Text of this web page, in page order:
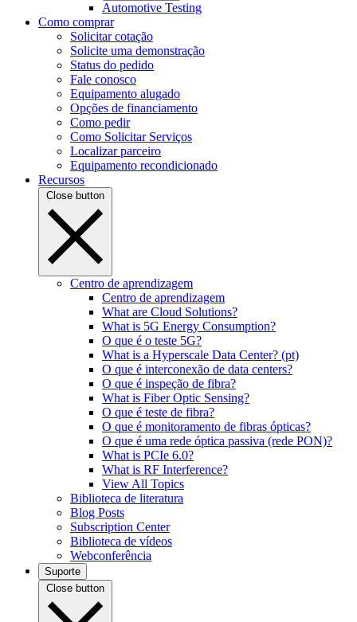
Automotive Testing
Como comprar
Solicitar cotação
Solicite uma demonstração
Status do pedido
Fale conosco
Equipamento alugado
Opções de financiamento
Como pedir
Como Solicitar Serviços
Localizar parceiro
Equipamento recondicionado
Recursos
Close button
Centro de aprendizagem
Centro de aprendizagem
What are Cloud Solutions?
What is 5G Energy Consumption?
O que é o teste 5G?
What is a Hyperscale Data Center? (pt)
O que é interconexão de data centers?
O que é inspeção de fibra?
What is Fiber Optic Sensing?
O que é teste de fibra?
O que é monitoramento de fibras ópticas?
O que é uma rede óptica passiva (rede PON)?
What is PCIe 6.0?
What is RF Interference?
View All Topics
Biblioteca de literatura
Blog Posts
Subscription Center
Biblioteca de vídeos
Webconferência
Suporte
Close button